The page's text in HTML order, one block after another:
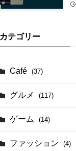
カテゴリー
Café (37)
グルメ (117)
(41)
(17)
ゲーム (14)
ファッション (4)